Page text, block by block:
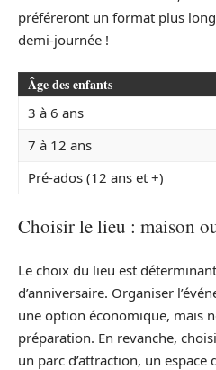
préféreront un format plus
demi-journée !
Âge des enfants
3 à 6 ans
7 à 12 ans
Pré-ados (12 ans et +)
Choisir le lieu : maison
Le choix du lieu est
d’anniversaire. Organiser
une option économique, mais
préparation. En revanche,
un parc d’attraction, un